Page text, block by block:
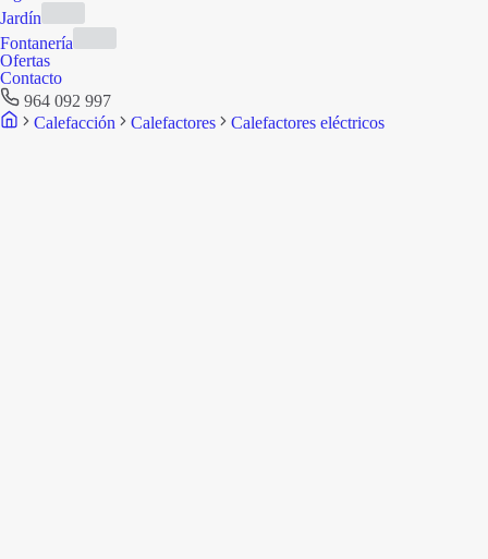
Jardín
Fontanería
Ofertas
Contacto
964 092 997
Calefacción
Calefactores Calefactores eléctricos